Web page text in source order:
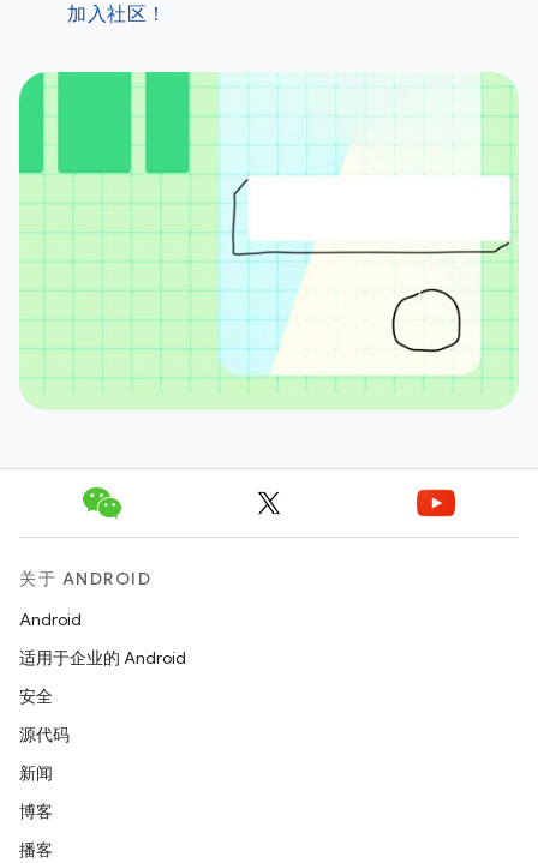
加入社区！
关于 ANDROID
Android
适用于企业的 Android
安全
源代码
新闻
博客
播客